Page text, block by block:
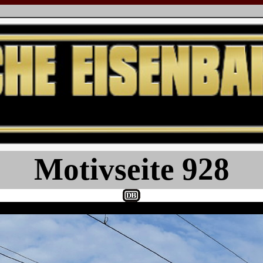
Motivseite 928